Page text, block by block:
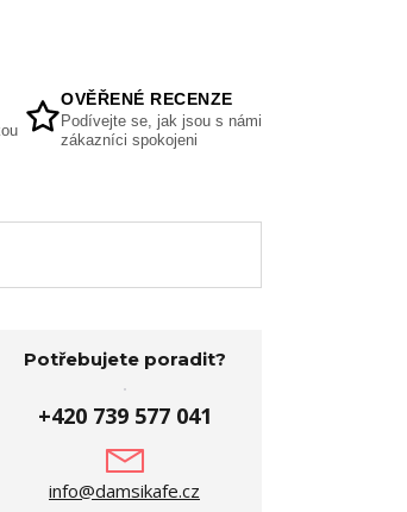
OVĚŘENÉ RECENZE
Podívejte se, jak jsou s námi
zákazníci spokojeni
Potřebujete poradit?
+420 739 577 041
info@damsikafe.cz